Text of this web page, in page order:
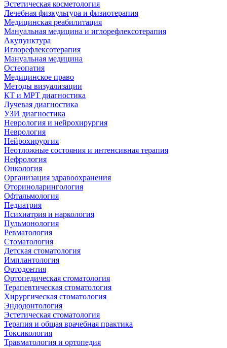
Эстетическая косметология
Лечебная физкультура и физиотерапия
Медицинская реабилитация
Мануальная медицина и иглорефлексотерапия
Акупунктура
Иглорефлексотерапия
Мануальная медицина
Остеопатия
Медицинское право
Методы визуализации
КТ и МРТ диагностика
Лучевая диагностика
УЗИ диагностика
Неврология и нейрохирургия
Неврология
Нейрохирургия
Неотложные состояния и интенсивная терапия
Нефрология
Онкология
Организация здравоохранения
Оториноларингология
Офтальмология
Педиатрия
Психиатрия и наркология
Пульмонология
Ревматология
Стоматология
Детская стоматология
Имплантология
Ортодонтия
Ортопедическая стоматология
Терапевтическая стоматология
Хирургическая стоматология
Эндодонтология
Эстетическая стоматология
Терапия и общая врачебная практика
Токсикология
Травматология и ортопедия